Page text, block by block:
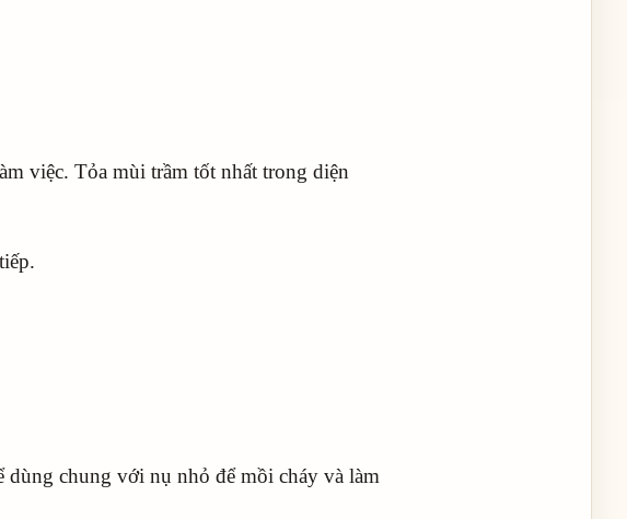
việc. Tỏa mùi trầm tốt nhất trong diện
chung với nụ nhỏ để mồi cháy và làm